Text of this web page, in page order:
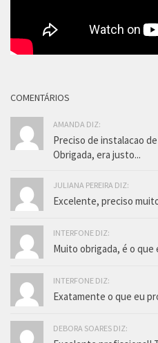
COMENTÁRIOS
AMANDA DIZ:
Preciso de instalacao
Obrigada, era justo...
JULIANA PEREIRA DIZ:
Excelente, preciso
INTERFONE DIZ:
Muito obrigada, é o
INTERFONE DIZ:
Exatamente o que eu
DEBORA SOARES DIZ: